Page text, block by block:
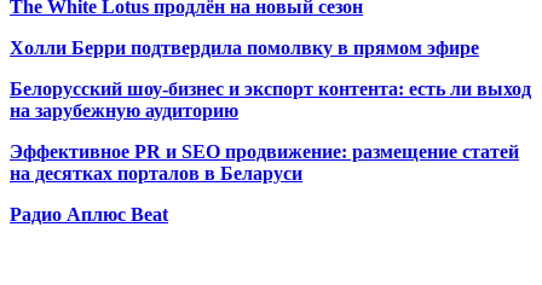
The White Lotus продлён на новый сезон
Холли Берри подтвердила помолвку в прямом эфире
Белорусский шоу-бизнес и экспорт контента: есть ли выход
на зарубежную аудиторию
Эффективное PR и SEO продвижение: размещение статей
на десятках порталов в Беларуси
Радио Аплюс Beat